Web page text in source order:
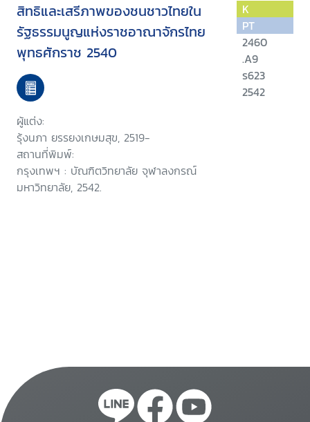
สิทธิและเสรีภาพของชนชาวไทยใน
รัฐธรรมนูญแห่งราชอาณาจักรไทย
พุทธศักราช 2540
ผู้แต่ง:
รุ้งนภา ยรรยงเกษมสุข, 2519-
สถานที่พิมพ์:
กรุงเทพฯ : บัณฑิตวิทยาลัย จุฬาลงกรณ์
มหาวิทยาลัย, 2542.
K
PT
2460
.A9
ร623
2542